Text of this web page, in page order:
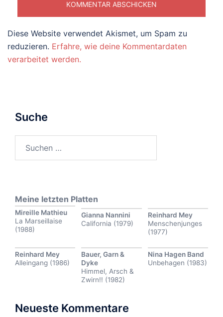
Diese Website verwendet Akismet, um Spam zu
reduzieren. Erfahre, wie deine Kommentardaten
verarbeitet werden.
Suche
nach:
Meine letzten Platten
Mireille Mathieu
La Marseillaise
(1988)
Gianna Nannini
California (1979)
Reinhard Mey
Menschenjunges
(1977)
Reinhard Mey
Alleingang (1986)
Bauer, Garn &
Dyke
Himmel, Arsch &
Zwirn!! (1982)
Nina Hagen Band
Unbehagen (1983)
Neueste Kommentare